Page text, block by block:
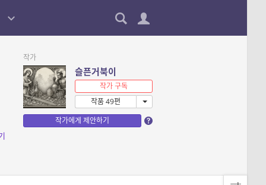
작가
슬픈거북이
작가 구독
작품 49편
작가에게 제안하기